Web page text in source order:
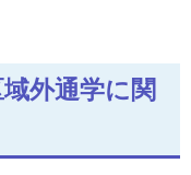
外通学に関